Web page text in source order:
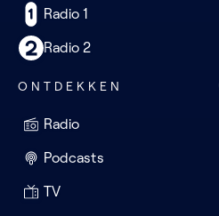
Radio 1
Radio 2
ONTDEKKEN
Radio
Podcasts
TV